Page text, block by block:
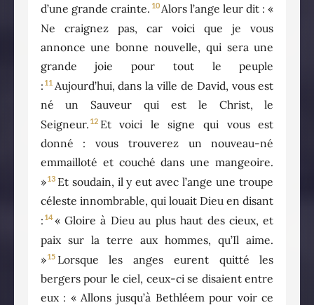
d’une grande crainte. 10Alors l’ange leur dit : «
Ne craignez pas, car voici que je vous
annonce une bonne nouvelle, qui sera une
grande joie pour tout le peuple
: 11 Aujourd’hui, dans la ville de David, vous est
né un Sauveur qui est le Christ, le
Seigneur. 12 Et voici le signe qui vous est
donné : vous trouverez un nouveau-né
emmailloté et couché dans une mangeoire.
»13 Et soudain, il y eut avec l’ange une troupe
céleste innombrable, qui louait Dieu en disant
: 14 « Gloire à Dieu au plus haut des cieux, et
paix sur la terre aux hommes, qu’Il aime.
»15 Lorsque les anges eurent quitté les
bergers pour le ciel, ceux-ci se disaient entre
eux : « Allons jusqu’à Bethléem pour voir ce